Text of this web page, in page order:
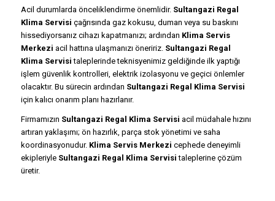
Acil durumlarda önceliklendirme önemlidir. Sultangazi Regal
Klima Servisi çağrısında gaz kokusu, duman veya su baskını
hissediyorsanız cihazı kapatmanızı; ardından Klima Servis
Merkezi acil hattına ulaşmanızı öneririz. Sultangazi Regal
Klima Servisi taleplerinde teknisyenimiz geldiğinde ilk yaptığı
işlem güvenlik kontrolleri, elektrik izolasyonu ve geçici önlemler
olacaktır. Bu sürecin ardından Sultangazi Regal Klima Servisi
için kalıcı onarım planı hazırlanır.
Firmamızın Sultangazi Regal Klima Servisi acil müdahale hızını
artıran yaklaşımı; ön hazırlık, parça stok yönetimi ve saha
koordinasyonudur. Klima Servis Merkezi cephede deneyimli
ekipleriyle Sultangazi Regal Klima Servisi taleplerine çözüm
üretir.